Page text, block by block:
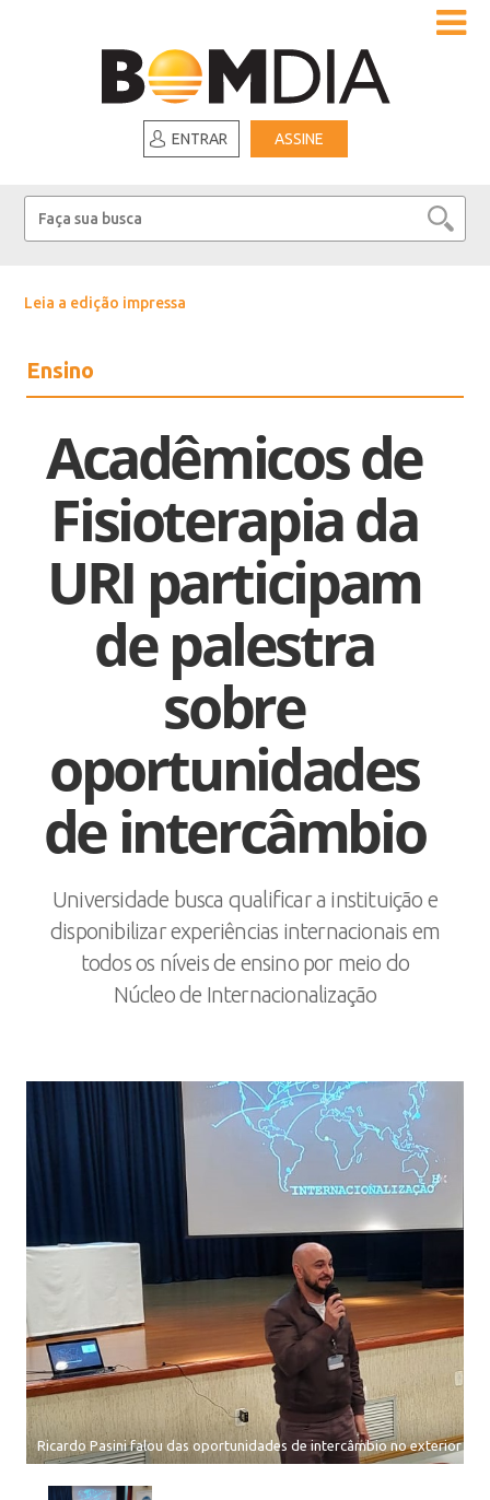
ENTRAR ASSINE
Leia a edição impressa
Ensino
Acadêmicos de
Fisioterapia da
URI participam
de palestra
sobre
oportunidades
de intercâmbio
Universidade busca qualificar a instituição e
disponibilizar experiências internacionais em
todos os níveis de ensino por meio do
Núcleo de Internacionalização
Ricardo Pasini falou das oportunidades de intercâmbio no exterior